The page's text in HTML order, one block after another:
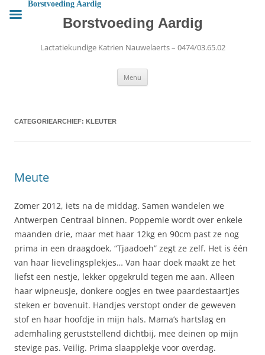
naar
de Borstvoeding Aardig
Lactatiekundige Katrien Nauwelaerts – 0474/03.65.02
Menu
CATEGORIEARCHIEF: KLEUTER
Meute
Zomer 2012, iets na de middag. Samen wandelen we
Antwerpen Centraal binnen. Poppemie wordt over enkele
maanden drie, maar met haar 12kg en 90cm past ze nog
prima in een draagdoek. “Tjaadoeh” zegt ze zelf. Het is één
van haar lievelingsplekjes… Van haar doek maakt ze het
liefst een nestje, lekker opgekruld tegen me aan. Alleen
haar wipneusje, donkere oogjes en twee paardestaartjes
steken er bovenuit. Handjes verstopt onder de geweven
stof en haar hoofdje in mijn hals. Mama’s hartslag en
ademhaling geruststellend dichtbij, mee deinen op mijn
stevige pas. Veilig. Prima slaapplekje voor overdag.
Borstvoeding Aardig